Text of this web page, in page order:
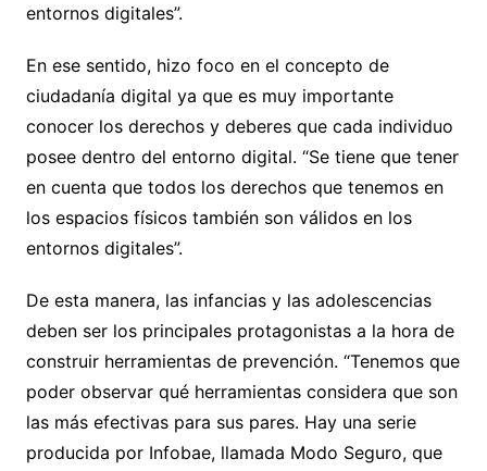
entornos digitales”.
En ese sentido, hizo foco en el concepto de
ciudadanía digital ya que es muy importante
conocer los derechos y deberes que cada individuo
posee dentro del entorno digital. “Se tiene que tener
en cuenta que todos los derechos que tenemos en
los espacios físicos también son válidos en los
entornos digitales”.
De esta manera, las infancias y las adolescencias
deben ser los principales protagonistas a la hora de
construir herramientas de prevención. “Tenemos que
poder observar qué herramientas considera que son
las más efectivas para sus pares. Hay una serie
producida por Infobae, llamada Modo Seguro, que